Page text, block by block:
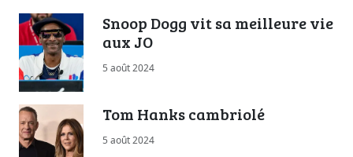
Snoop Dogg vit sa meilleure vie
aux JO
5 août 2024
Tom Hanks cambriolé
5 août 2024